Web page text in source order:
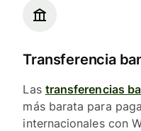
Transferencia
Las transferencias
más barata para
internacionales con